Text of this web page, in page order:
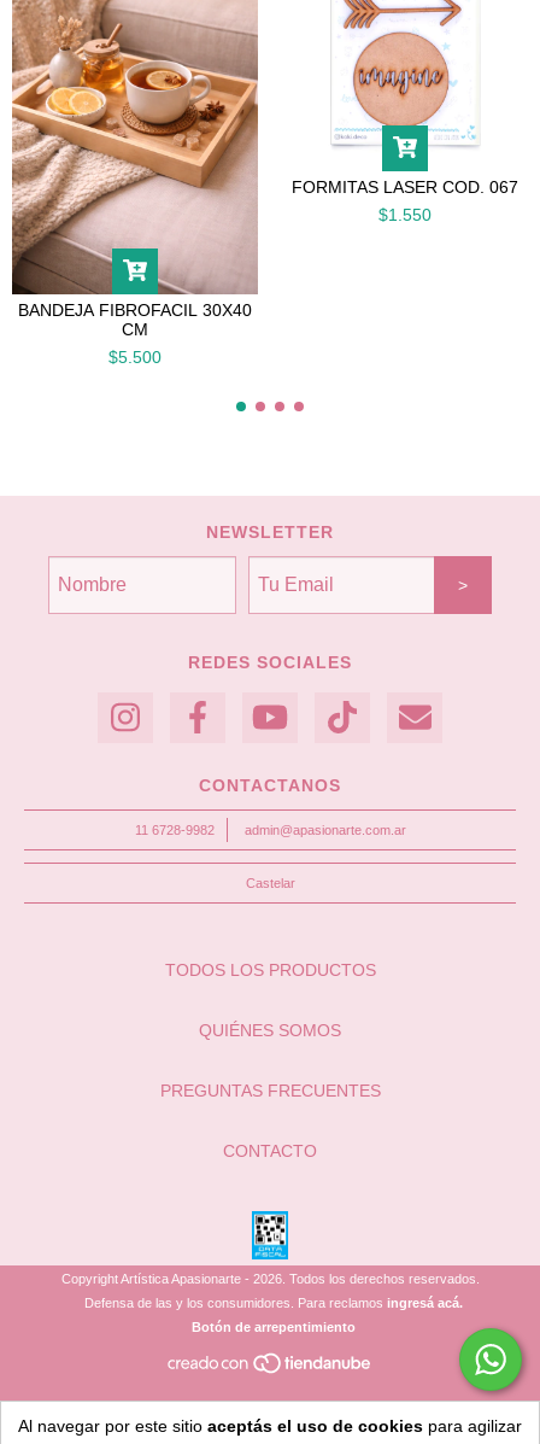
Al navegar por este sitio aceptás el uso de cookies para agilizar
BANDEJA FIBROFACIL 30X40
CM
$5.500
FORMITAS LASER COD. 067
$1.550
NEWSLETTER
REDES SOCIALES
CONTACTANOS
11 6728-9982 admin@apasionarte.com.ar
Castelar
TODOS LOS PRODUCTOS
QUIÉNES SOMOS
PREGUNTAS FRECUENTES
CONTACTO
Copyright Artística Apasionarte - 2026. Todos los derechos reservados.
Defensa de las y los consumidores. Para reclamos ingresá acá.
Botón de arrepentimiento